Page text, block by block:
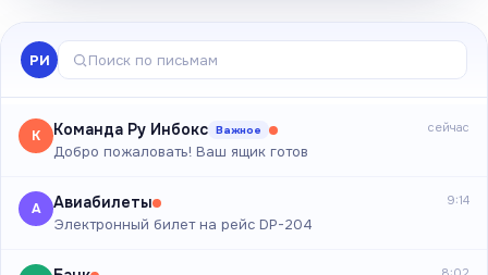
РИ Поиск по письмам
К Команда Ру Инбокс Важное
Добро пожаловать! Ваш ящик готов
сейчас
А Авиабилеты
Электронный билет на рейс DP-204
9:14